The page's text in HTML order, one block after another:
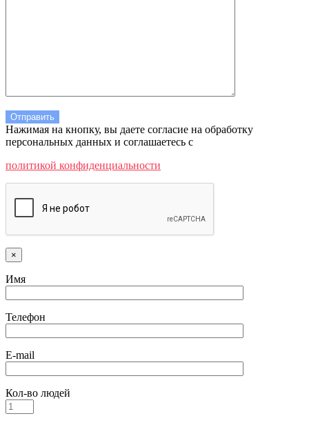
Нажимая на кнопку, вы даете согласие на обработку
персональных данных и соглашаетесь c
политикой конфиденциальности
×
Имя
Телефон
E-mail
Кол-во людей